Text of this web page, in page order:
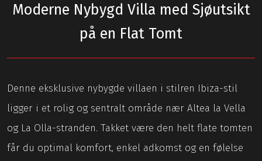
Moderne Nybygd Villa med Sjøutsikt
på en Flat Tomt
Denne eksklusive nybygde villaen i stilren Ibiza-stil
ligger i et rolig og sentralt område nær Altea la Vella
og La Olla-stranden. Takket være den helt flate tomten
får du optimal komfort, enkel adkomst og en følelse